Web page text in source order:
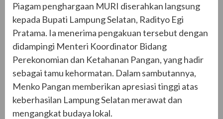
Piagam penghargaan MURI diserahkan langsung
kepada Bupati Lampung Selatan, Radityo Egi
Pratama. Ia menerima pengakuan tersebut dengan
didampingi Menteri Koordinator Bidang
Perekonomian dan Ketahanan Pangan, yang hadir
sebagai tamu kehormatan. Dalam sambutannya,
Menko Pangan memberikan apresiasi tinggi atas
keberhasilan Lampung Selatan merawat dan
mengangkat budaya lokal.